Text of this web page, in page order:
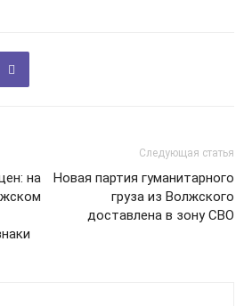
на
Следующая статья
Новая партия гуманитарного
груза из Волжского
доставлена в зону СВО